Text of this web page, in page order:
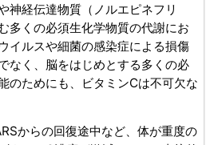
神経伝達物質（ノルエピネフリ
多くの必須生化学物質の代謝にお
イルスや細菌の感染症による損傷
なく、脳をはじめとする多くの必
のためにも、ビタミンCは不可欠な
からの回復途中など、体が重度の